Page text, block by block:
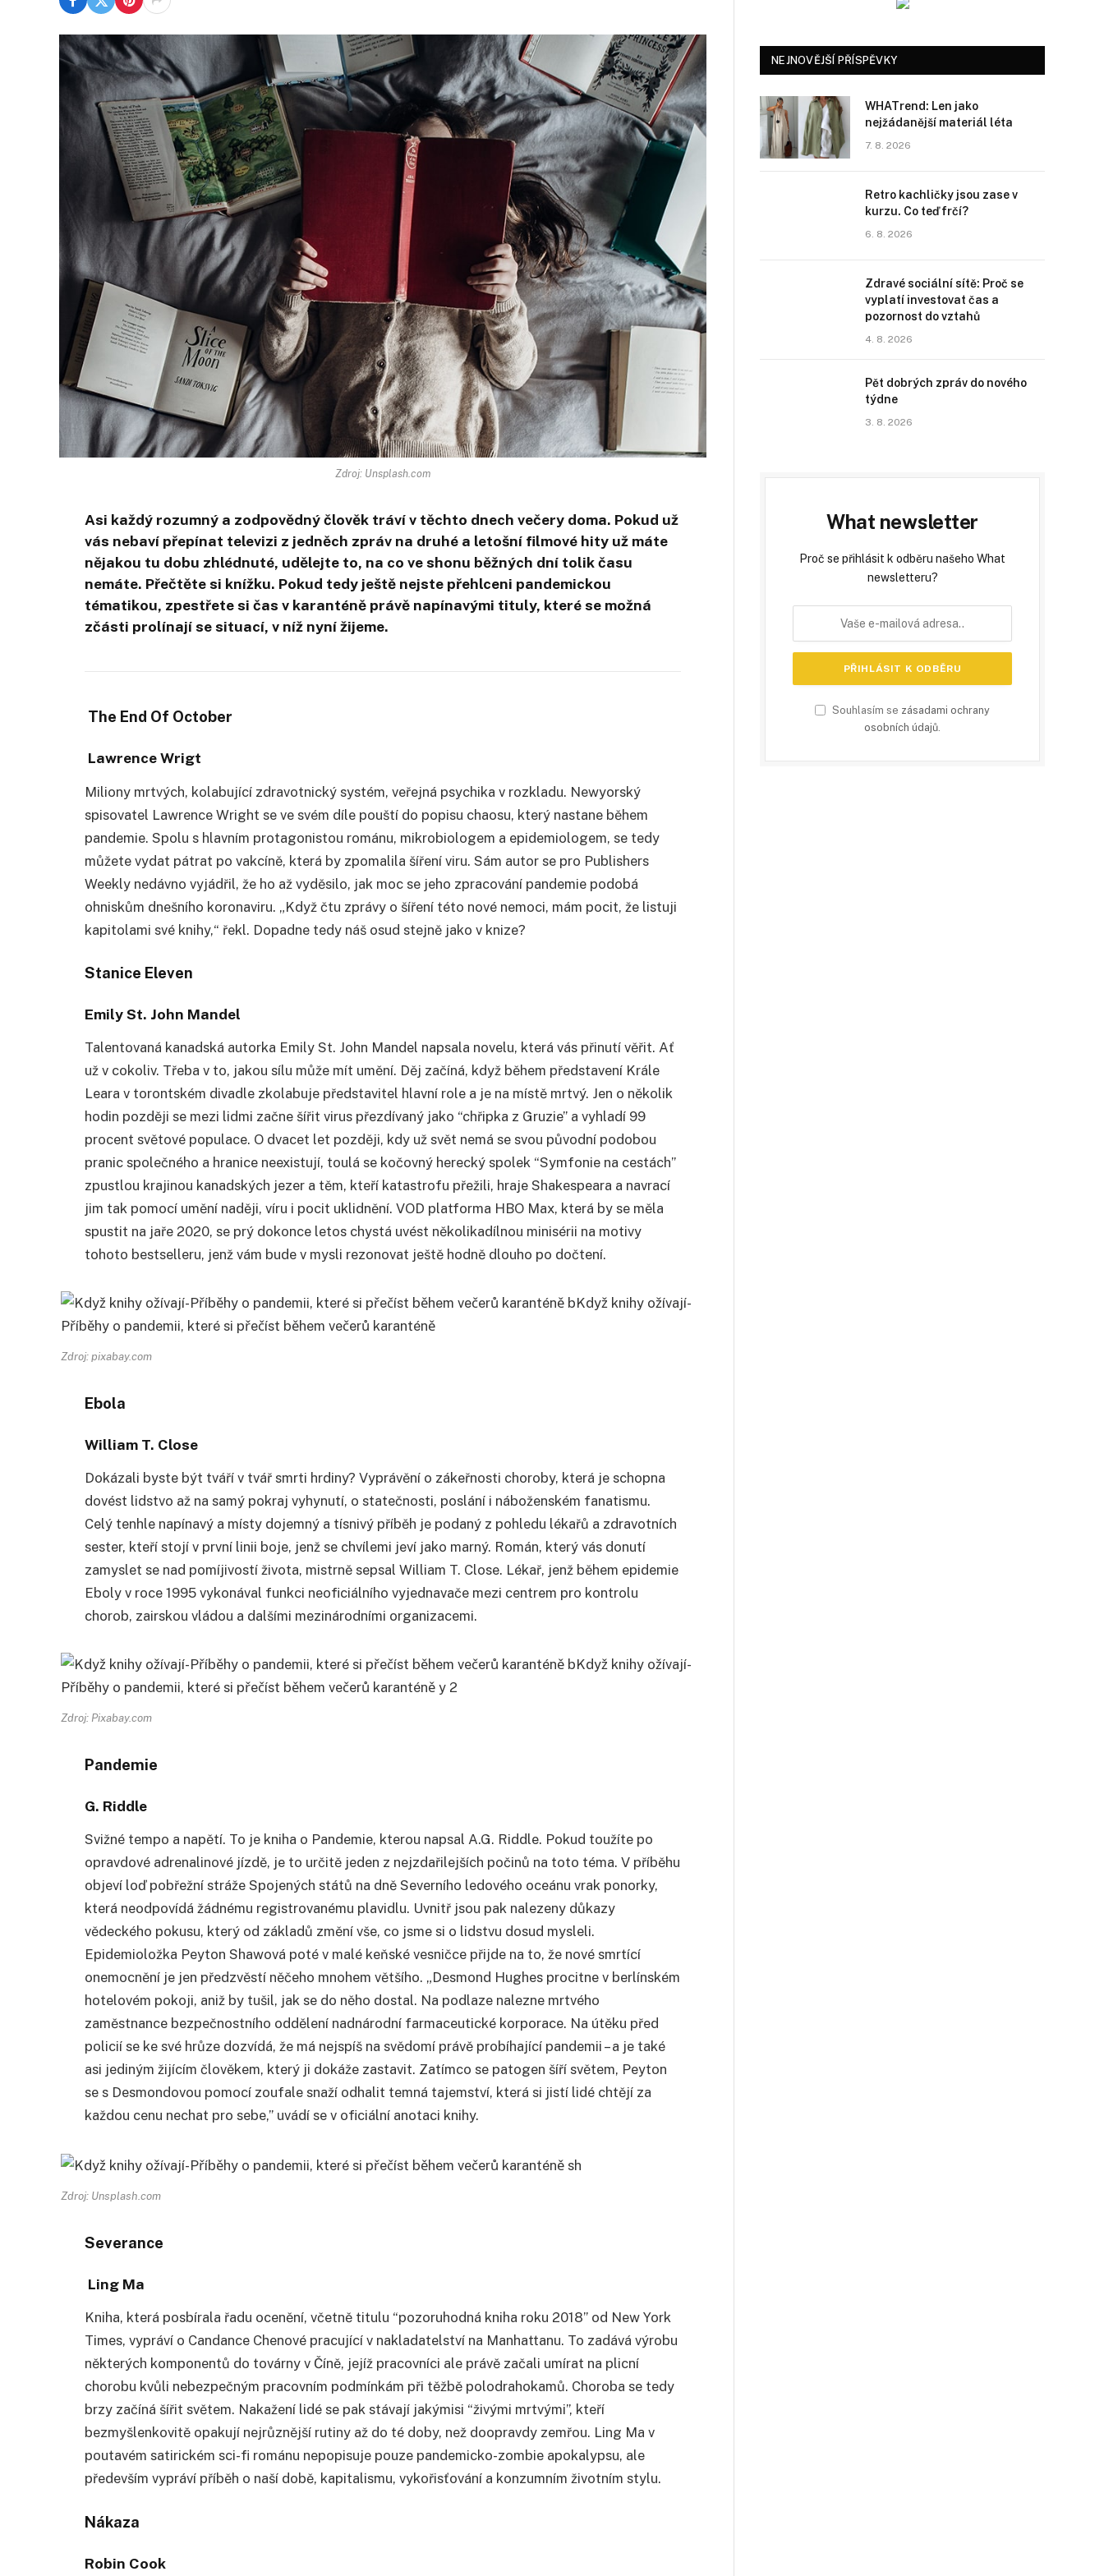
Zdroj: Unsplash.com
Asi každý rozumný a zodpovědný člověk tráví v těchto dnech večery doma. Pokud už
vás nebaví přepínat televizi z jedněch zpráv na druhé a letošní filmové hity už máte
nějakou tu dobu zhlédnuté, udělejte to, na co ve shonu běžných dní tolik času
nemáte. Přečtěte si knížku. Pokud tedy ještě nejste přehlceni pandemickou
tématikou, zpestřete si čas v karanténě právě napínavými tituly, které se možná
zčásti prolínají se situací, v níž nyní žijeme.
The End Of October
Lawrence Wrigt
Miliony mrtvých, kolabující zdravotnický systém, veřejná psychika v rozkladu. Newyorský
spisovatel Lawrence Wright se ve svém díle pouští do popisu chaosu, který nastane během
pandemie. Spolu s hlavním protagonistou románu, mikrobiologem a epidemiologem, se tedy
můžete vydat pátrat po vakcíně, která by zpomalila šíření viru. Sám autor se pro Publishers
Weekly nedávno vyjádřil, že ho až vyděsilo, jak moc se jeho zpracování pandemie podobá
ohniskům dnešního koronaviru. „Když čtu zprávy o šíření této nové nemoci, mám pocit, že listuji
kapitolami své knihy,“ řekl. Dopadne tedy náš osud stejně jako v knize?
Stanice Eleven
Emily St. John Mandel
Talentovaná kanadská autorka Emily St. John Mandel napsala novelu, která vás přinutí věřit. Ať
už v cokoliv. Třeba v to, jakou sílu může mít umění. Děj začíná, když během představení Krále
Leara v torontském divadle zkolabuje představitel hlavní role a je na místě mrtvý. Jen o několik
hodin později se mezi lidmi začne šířit virus přezdívaný jako “chřipka z Gruzie” a vyhladí 99
procent světové populace. O dvacet let později, kdy už svět nemá se svou původní podobou
pranic společného a hranice neexistují, toulá se kočovný herecký spolek “Symfonie na cestách”
zpustlou krajinou kanadských jezer a těm, kteří katastrofu přežili, hraje Shakespeara a navrací
jim tak pomocí umění naději, víru i pocit uklidnění. VOD platforma HBO Max, která by se měla
spustit na jaře 2020, se prý dokonce letos chystá uvést několikadílnou minisérii na motivy
tohoto bestselleru, jenž vám bude v mysli rezonovat ještě hodně dlouho po dočtení.
Zdroj: pixabay.com
Ebola
William T. Close
Dokázali byste být tváří v tvář smrti hrdiny? Vyprávění o zákeřnosti choroby, která je schopna
dovést lidstvo až na samý pokraj vyhynutí, o statečnosti, poslání i náboženském fanatismu.
Celý tenhle napínavý a místy dojemný a tísnivý příběh je podaný z pohledu lékařů a zdravotních
sester, kteří stojí v první linii boje, jenž se chvílemi jeví jako marný. Román, který vás donutí
zamyslet se nad pomíjivostí života, mistrně sepsal William T. Close. Lékař, jenž během epidemie
Eboly v roce 1995 vykonával funkci neoficiálního vyjednavače mezi centrem pro kontrolu
chorob, zairskou vládou a dalšími mezinárodními organizacemi.
Zdroj: Pixabay.com
Pandemie
G. Riddle
Svižné tempo a napětí. To je kniha o Pandemie, kterou napsal A.G. Riddle. Pokud toužíte po
opravdové adrenalinové jízdě, je to určitě jeden z nejzdařilejších počinů na toto téma. V příběhu
objeví loď pobřežní stráže Spojených států na dně Severního ledového oceánu vrak ponorky,
která neodpovídá žádnému registrovanému plavidlu. Uvnitř jsou pak nalezeny důkazy
vědeckého pokusu, který od základů změní vše, co jsme si o lidstvu dosud mysleli.
Epidemioložka Peyton Shawová poté v malé keňské vesničce přijde na to, že nové smrtící
onemocnění je jen předzvěstí něčeho mnohem většího. „Desmond Hughes procitne v berlínském
hotelovém pokoji, aniž by tušil, jak se do něho dostal. Na podlaze nalezne mrtvého
zaměstnance bezpečnostního oddělení nadnárodní farmaceutické korporace. Na útěku před
policií se ke své hrůze dozvídá, že má nejspíš na svědomí právě probíhající pandemii – a je také
asi jediným žijícím člověkem, který ji dokáže zastavit. Zatímco se patogen šíří světem, Peyton
se s Desmondovou pomocí zoufale snaží odhalit temná tajemství, která si jistí lidé chtějí za
každou cenu nechat pro sebe,” uvádí se v oficiální anotaci knihy.
Zdroj: Unsplash.com
Severance
Ling Ma
Kniha, která posbírala řadu ocenění, včetně titulu “pozoruhodná kniha roku 2018” od New York
Times, vypráví o Candance Chenové pracující v nakladatelství na Manhattanu. To zadává výrobu
některých komponentů do továrny v Číně, jejíž pracovníci ale právě začali umírat na plicní
chorobu kvůli nebezpečným pracovním podmínkám při těžbě polodrahokamů. Choroba se tedy
brzy začíná šířit světem. Nakažení lidé se pak stávají jakýmisi “živými mrtvými”, kteří
bezmyšlenkovitě opakují nejrůznější rutiny až do té doby, než doopravdy zemřou. Ling Ma v
poutavém satirickém sci-fi románu nepopisuje pouze pandemicko-zombie apokalypsu, ale
především vypráví příběh o naší době, kapitalismu, vykořisťování a konzumním životním stylu.
Nákaza
Robin Cook
NEJNOVĚJŠÍ PŘÍSPĚVKY
WHATrend: Len jako
nejžádanější materiál léta
7. 8. 2026
Retro kachličky jsou zase v
kurzu. Co teď frčí?
6. 8. 2026
Zdravé sociální sítě: Proč se
vyplatí investovat čas a
pozornost do vztahů
4. 8. 2026
Pět dobrých zpráv do nového
týdne
3. 8. 2026
What newsletter
Proč se přihlásit k odběru našeho What
newsletteru?
Souhlasím se zásadami ochrany
osobních údajů.